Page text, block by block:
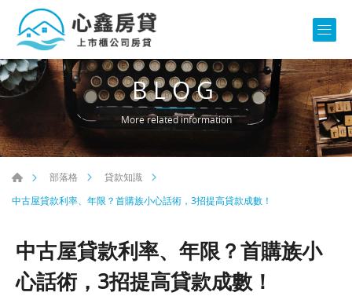
BLOG
More related information
部落格
貸款知識
中古屋貸款利率、年限？首購族小心話術，3招提高貸款成數！
中古屋貸款利率、年限？首購族小
心話術，3招提高貸款成數！